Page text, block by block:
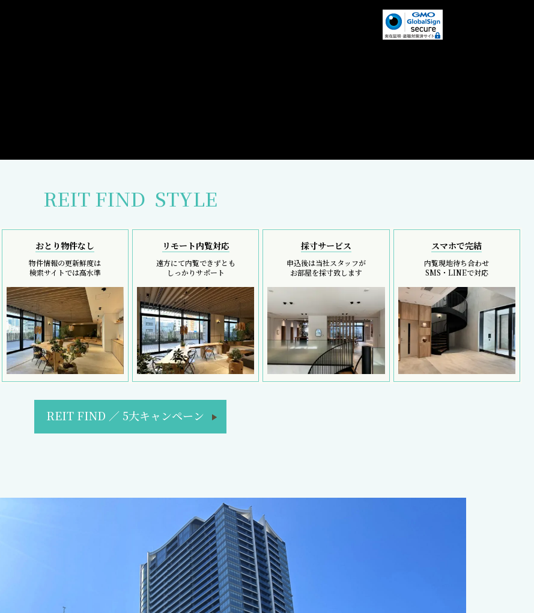
REIT FIND STYLE
おとり物件なし
物件情報の更新鮮度は
検索サイトでは高水準
リモート内覧対応
遠方にて内覧できずとも
しっかりサポート
採寸サービス
申込後は当社スタッフが
お部屋を採寸致します
スマホで完結
内覧現地待ち合わせ
SMS・LINEで対応
REIT FIND ／ 5大キャンペーン